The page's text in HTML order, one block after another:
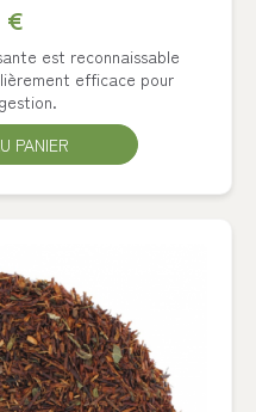
€
est reconnaissable
efficace pour
PANIER